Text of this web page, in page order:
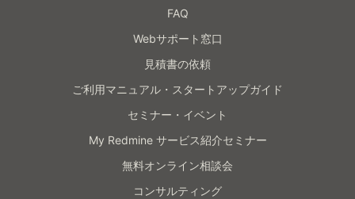
FAQ
Webサポート窓口
見積書の依頼
ご利用マニュアル・スタートアップガイド
セミナー・イベント
My Redmine サービス紹介セミナー
無料オンライン相談会
コンサルティング